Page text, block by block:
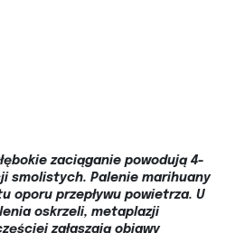
zaciąganie powodują 4-
smolistych. Palenie marihuany
oporu przepływu powietrza. U
oskrzeli, metaplazji
zgłaszają objawy